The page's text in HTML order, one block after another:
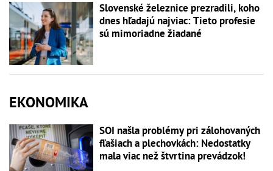
Slovenské železnice prezradili, koho
dnes hľadajú najviac: Tieto profesie
sú mimoriadne žiadané
EKONOMIKA
SOI našla problémy pri zálohovaných
fľašiach a plechovkách: Nedostatky
mala viac než štvrtina prevádzok!